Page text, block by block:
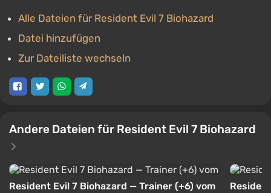
Alle Dateien für Resident Evil 7 Biohazard
Datei hinzufügen
Zur Dateiliste wechseln
Andere Dateien für Resident Evil 7 Biohazard
Resident Evil 7 Biohazard — Trainer (+6) vom